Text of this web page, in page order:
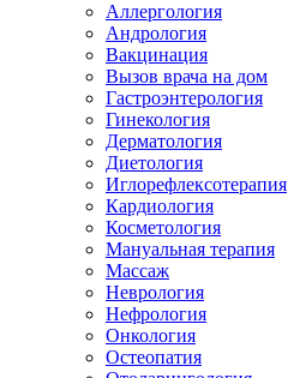
Аллергология
Андрология
Вакцинация
Вызов врача на дом
Гастроэнтерология
Гинекология
Дерматология
Диетология
Иглорефлексотерапия
Кардиология
Косметология
Мануальная терапия
Массаж
Неврология
Нефрология
Онкология
Остеопатия